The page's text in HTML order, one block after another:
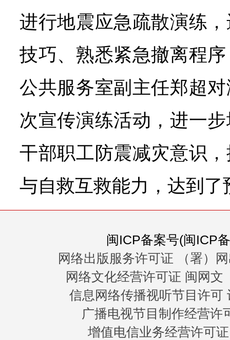
进行地震应急疏散演练
技巧、熟悉紧急撤离程
公共服务室副主任郑超
次宣传演练活动，进一
干部职工防震减灾意识
与自救互救能力，达到了
闽ICP备案号(闽ICP
网络出版服务许可证 （署）
网络文化经营许可证 闽网文
信息网络传播视听节目许可
广播电视节目制作经营许
增值电信业务经营许可